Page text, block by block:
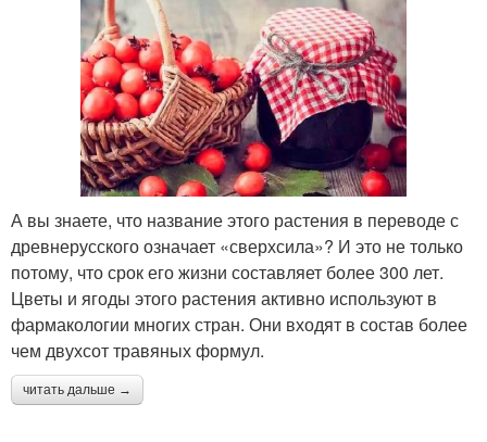
А вы знаете, что название этого растения в переводе с
древнерусского означает «сверхсила»? И это не только
потому, что срок его жизни составляет более 300 лет.
Цветы и ягоды этого растения активно используют в
фармакологии многих стран. Они входят в состав более
чем двухсот травяных формул.
читать дальше →